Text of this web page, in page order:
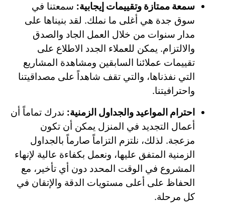
سمعة ممتازة وتقييمات إيجابية: سمعتنا في
سوق جدة هي أغلى ما نملك. لقد بنيناها على
مدار سنوات من خلال العمل الجاد والصدق
والالتزام. يمكن للعملاء الجدد الاطلاع على
تقييمات عملائنا السابقين ومشاهدة المشاريع
التي نفذناها، والتي تقف شاهداً على مصداقيتنا
واحترافيتنا.
احترام المواعيد والجداول الزمنية: ندرك تماماً أن
أعمال التجديد في المنزل يمكن أن تكون
مزعجة. لذلك، نلتزم التزاماً صارماً بالجداول
الزمنية المتفق عليها، ونعمل بكفاءة عالية لإنهاء
المشروع في الوقت المحدد دون أي تأخير، مع
الحفاظ على أعلى مستويات الدقة والإتقان في
كل مرحلة.